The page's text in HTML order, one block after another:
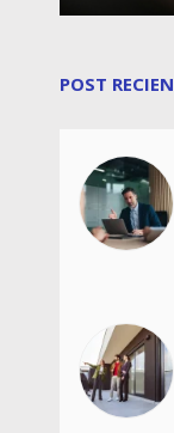
POST